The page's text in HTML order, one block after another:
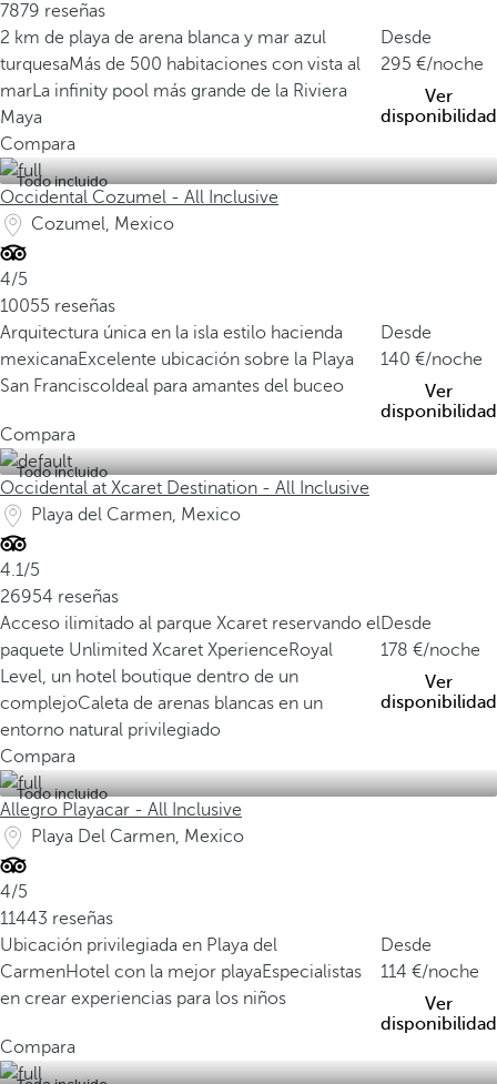
7879 reseñas
2 km de playa de arena blanca y mar azul
turquesaMás de 500 habitaciones con vista al
marLa infinity pool más grande de la Riviera
Maya
Desde
295
/noche
Ver
disponibilidad
Compara
Todo incluido
Occidental Cozumel - All Inclusive
Cozumel, Mexico
4/5
10055 reseñas
Arquitectura única en la isla estilo hacienda
mexicanaExcelente ubicación sobre la Playa
San Francisco Ideal para amantes del buceo
Desde
140
/noche
Ver
disponibilidad
Compara
Todo incluido
Occidental at Xcaret Destination - All Inclusive
Playa del Carmen, Mexico
4.1/5
26954 reseñas
Acceso ilimitado al parque Xcaret reservando el
paquete Unlimited Xcaret XperienceRoyal
Level, un hotel boutique dentro de un
complejoCaleta de arenas blancas en un
entorno natural privilegiado
Desde
178
/noche
Ver
disponibilidad
Compara
Todo incluido
Allegro Playacar - All Inclusive
Playa Del Carmen, Mexico
4/5
11443 reseñas
Ubicación privilegiada en Playa del
CarmenHotel con la mejor playaEspecialistas
en crear experiencias para los niños
Desde
114
/noche
Ver
disponibilidad
Compara